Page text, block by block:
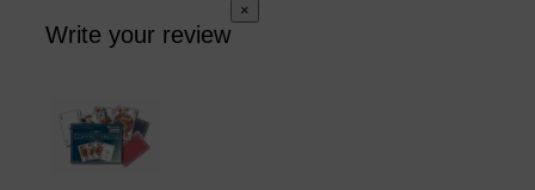
Write your review
×